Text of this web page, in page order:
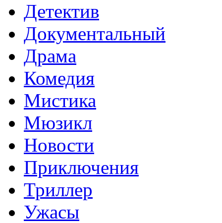
Детектив
Документальный
Драма
Комедия
Мистика
Мюзикл
Новости
Приключения
Триллер
Ужасы